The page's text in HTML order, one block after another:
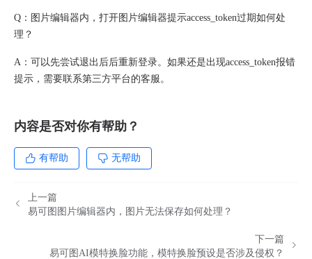
Q：图片编辑器内，打开图片编辑器提示access_token过期如何处
理？
A：可以先尝试退出后后重新登录。如果还是出现access_token报错
提示， 需要联系第三方平台的客服。
内容是否对你有帮助？
有帮助 无帮助
上一篇
易可图图片编辑器内，图片无法保存如何处理？
下一篇
易可图AI模特换脸功能，模特换脸预设是否涉及侵权？